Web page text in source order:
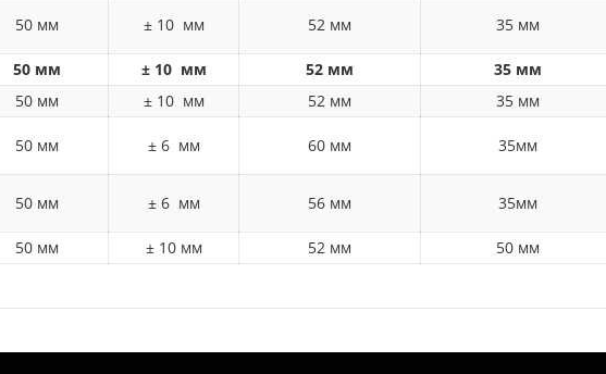
50 мм ± 10 мм 52 мм 35 мм
50 мм ± 10 мм 52 мм 35 мм
50 мм ± 10 мм 52 мм 35 мм
50 мм ± 6 мм 60 мм 35мм
50 мм ± 6 мм 56 мм 35мм
50 мм ± 10 мм 52 мм 50 мм